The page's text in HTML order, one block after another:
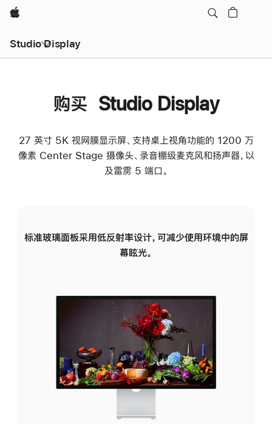
Apple
Studio Display
购买 Studio Display
27 英寸 5K 视网膜显示屏、支持桌上视角功能的 1200 万
像素 Center Stage 摄像头、录音棚级麦克风和扬声器，以
及雷雳 5 端口。
标准玻璃面板采用低反射率设计，可减少使用环境中的屏
幕眩光。